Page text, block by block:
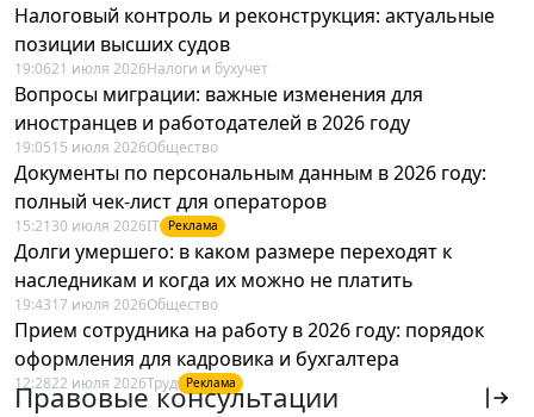
Налоговый контроль и реконструкция: актуальные
позиции высших судов
19:0621 июля 2026Налоги и бухучет
Вопросы миграции: важные изменения для
иностранцев и работодателей в 2026 году
19:0515 июля 2026Общество
Документы по персональным данным в 2026 году:
полный чек-лист для операторов
15:21 30 июля 2026IT Реклама
Долги умершего: в каком размере переходят к
наследникам и когда их можно не платить
19:4317 июля 2026Общество
Прием сотрудника на работу в 2026 году: порядок
оформления для кадровика и бухгалтера
12:2822 июля 2026Труд Реклама
Правовые консультации